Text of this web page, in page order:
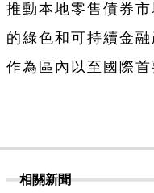
推動本地零售債券
的綠色和可持續金
作為區內以至國際首
相關新聞